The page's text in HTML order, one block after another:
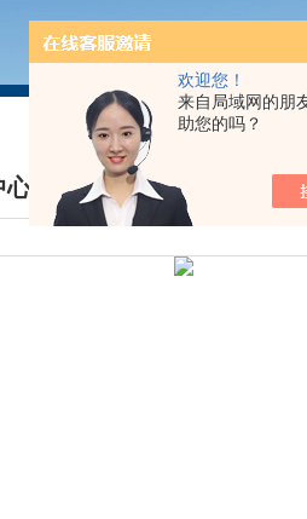
欢迎您！
来自局域网的朋
助您的吗？
心
CENTER
我的位置：